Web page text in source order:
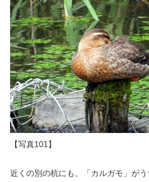
【写真101】
近くの別の杭にも、「カルガモ」が